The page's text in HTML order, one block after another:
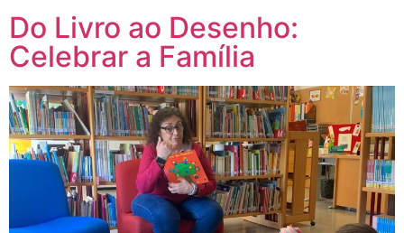
Do Livro ao Desenho:
Celebrar a Família